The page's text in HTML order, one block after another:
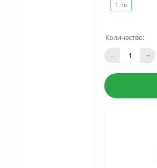
1.5м
Количество:
-
+